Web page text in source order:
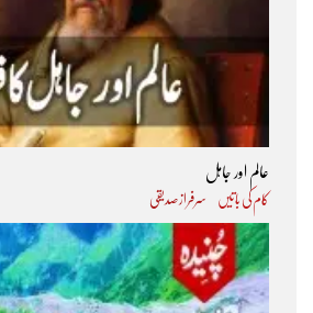
عالم اور جاہل
کام کی باتیں سرفراز صدیقی